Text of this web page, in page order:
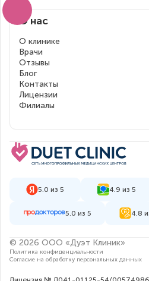
О нас
О клинике
Врачи
Отзывы
Блог
Контакты
Лицензии
Филиалы
5.0 из 5 4.9 из 5
5.0 из 5 4.8
© 2026 ООО «Дуэт Клиник»
Политика конфиденциальности
Согласие на обработку персональных данных